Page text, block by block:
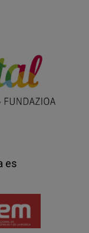
de
en el
de
el viaje,
y
una
volver…
en todo
otra
su
su
el
es